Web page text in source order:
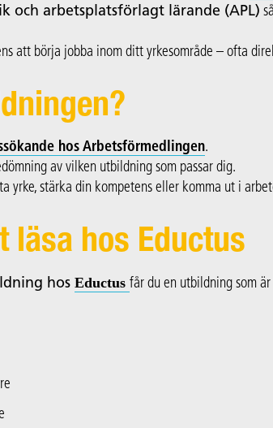
och arbetsplatsförlagt lärande (APL)
att börja jobba inom ditt yrkesområde – ofta
hos Arbetsförmedlingen.
av vilken utbildning som passar dig.
yrke, stärka din kompetens eller komma ut i
läsa hos Eductus
hos Eductus får du en utbildning som